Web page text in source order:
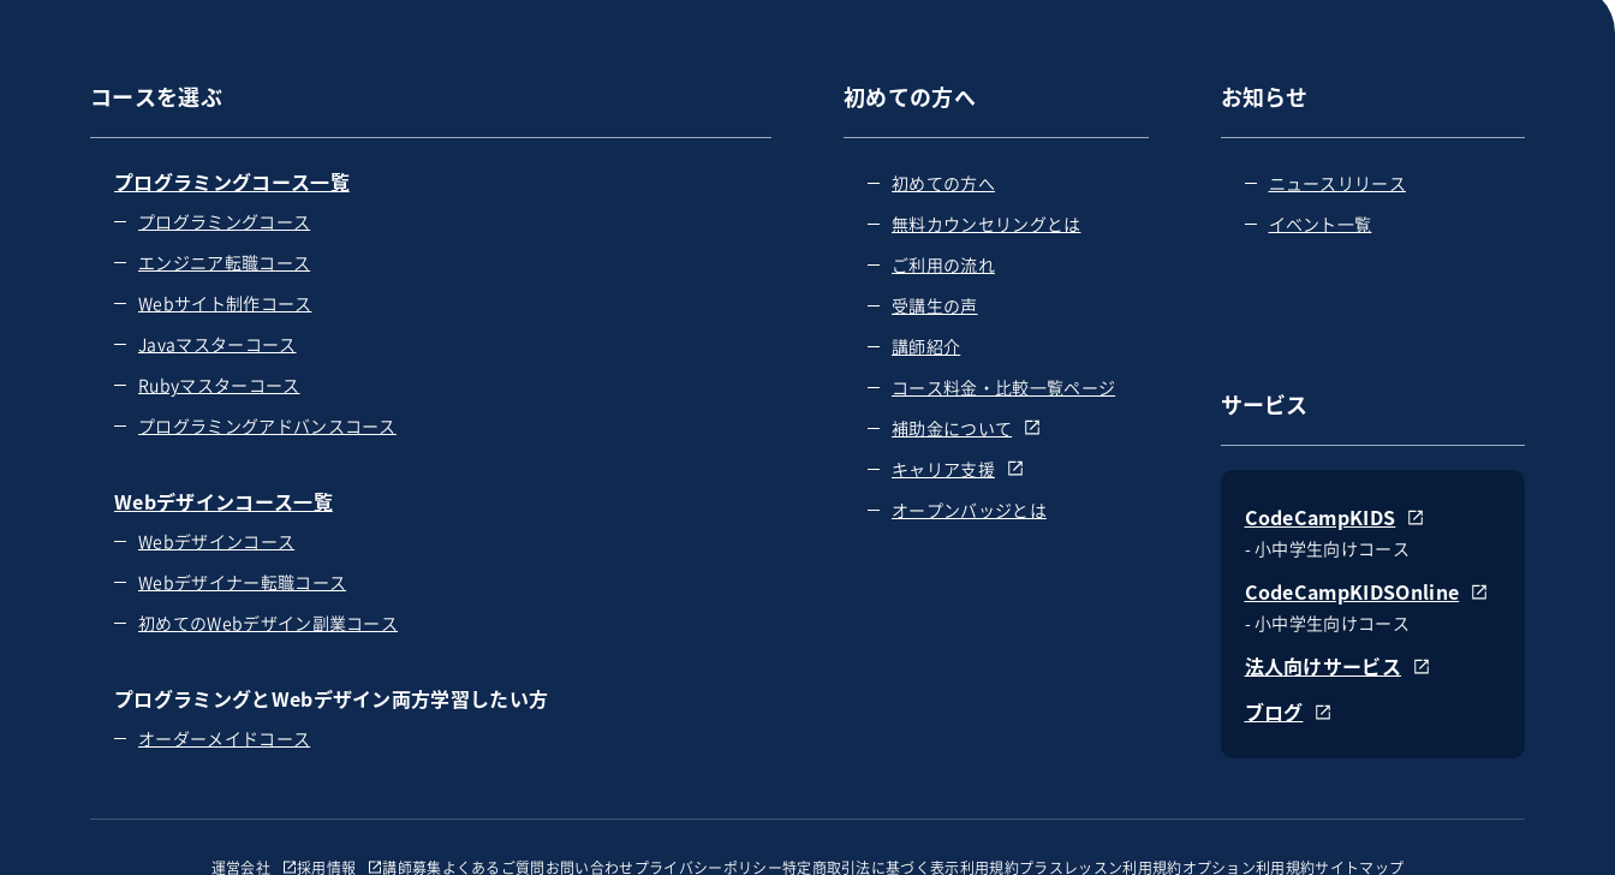
コースを選ぶ
プログラミングコース一覧
プログラミングコース
エンジニア転職コース
Webサイト制作コース
Javaマスターコース
Rubyマスターコース
プログラミングアドバンスコース
Webデザインコース一覧
Webデザインコース
Webデザイナー転職コース
初めてのWebデザイン副業コース
プログラミングとWebデザイン両方学習したい方
オーダーメイドコース
初めての方へ
初めての方へ
無料カウンセリングとは
ご利用の流れ
受講生の声
講師紹介
コース料金・比較一覧ページ
補助金について
キャリア支援
オープンバッジとは
お知らせ
ニュースリリース
イベント一覧
サービス
CodeCampKIDS
- 小中学生向けコース
CodeCampKIDSOnline
- 小中学生向けコース
法人向けサービス
ブログ
運営会社 採用情報 講師募集よくあるご質問お問い合わせプライバシーポリシー特定商取引法に基づく表示利用規約プラスレッスン利用規約オプション利用規約サイトマップ